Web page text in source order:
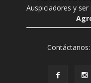
Auspiciadores y